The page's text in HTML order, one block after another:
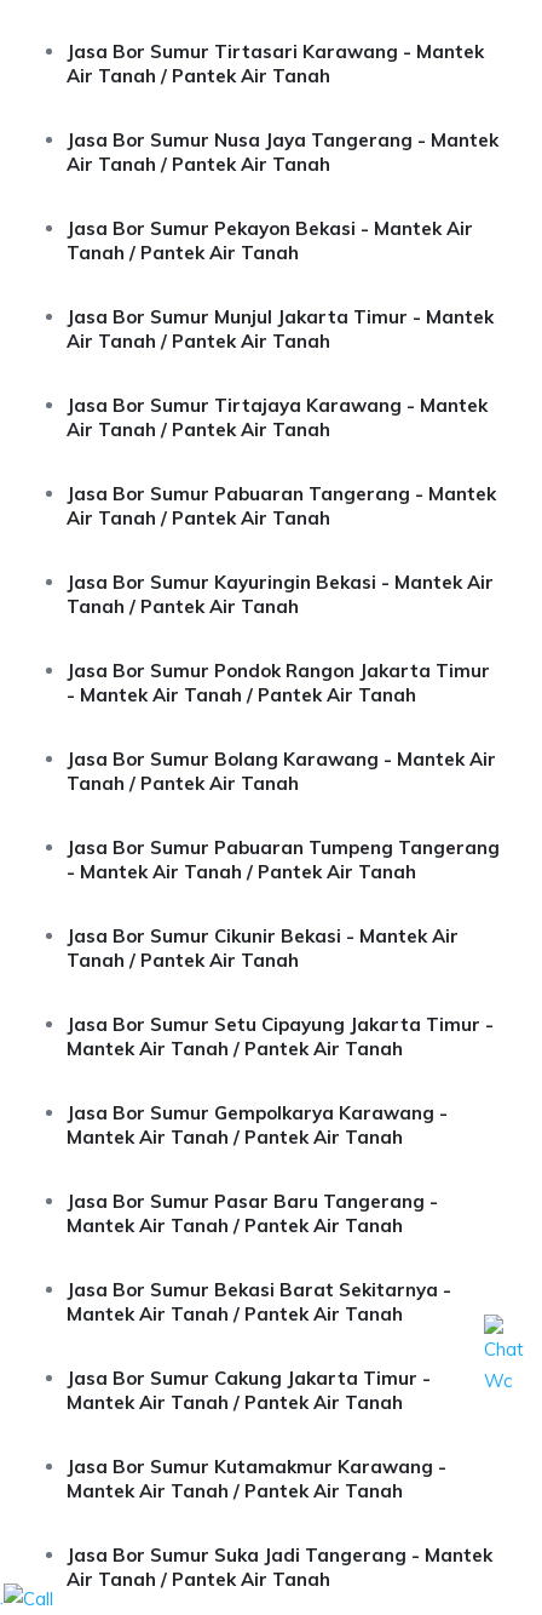
Jasa Bor Sumur Tirtasari Karawang - Mantek
Air Tanah / Pantek Air Tanah
Jasa Bor Sumur Nusa Jaya Tangerang - Mantek
Air Tanah / Pantek Air Tanah
Jasa Bor Sumur Pekayon Bekasi - Mantek Air
Tanah / Pantek Air Tanah
Jasa Bor Sumur Munjul Jakarta Timur - Mantek
Air Tanah / Pantek Air Tanah
Jasa Bor Sumur Tirtajaya Karawang - Mantek
Air Tanah / Pantek Air Tanah
Jasa Bor Sumur Pabuaran Tangerang - Mantek
Air Tanah / Pantek Air Tanah
Jasa Bor Sumur Kayuringin Bekasi - Mantek Air
Tanah / Pantek Air Tanah
Jasa Bor Sumur Pondok Rangon Jakarta Timur
- Mantek Air Tanah / Pantek Air Tanah
Jasa Bor Sumur Bolang Karawang - Mantek Air
Tanah / Pantek Air Tanah
Jasa Bor Sumur Pabuaran Tumpeng Tangerang
- Mantek Air Tanah / Pantek Air Tanah
Jasa Bor Sumur Cikunir Bekasi - Mantek Air
Tanah / Pantek Air Tanah
Jasa Bor Sumur Setu Cipayung Jakarta Timur -
Mantek Air Tanah / Pantek Air Tanah
Jasa Bor Sumur Gempolkarya Karawang -
Mantek Air Tanah / Pantek Air Tanah
Jasa Bor Sumur Pasar Baru Tangerang -
Mantek Air Tanah / Pantek Air Tanah
Jasa Bor Sumur Bekasi Barat Sekitarnya -
Mantek Air Tanah / Pantek Air Tanah
Jasa Bor Sumur Cakung Jakarta Timur -
Mantek Air Tanah / Pantek Air Tanah
Jasa Bor Sumur Kutamakmur Karawang -
Mantek Air Tanah / Pantek Air Tanah
Jasa Bor Sumur Suka Jadi Tangerang - Mantek
Air Tanah / Pantek Air Tanah